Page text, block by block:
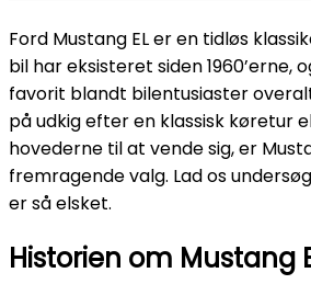
Ford Mustang EL er en tidløs
bil har eksisteret siden 1960’erne,
favorit blandt bilentusiaster
på udkig efter en klassisk køretur
hovederne til at vende sig, er
fremragende valg. Lad os
er så elsket.
Historien om Mustang